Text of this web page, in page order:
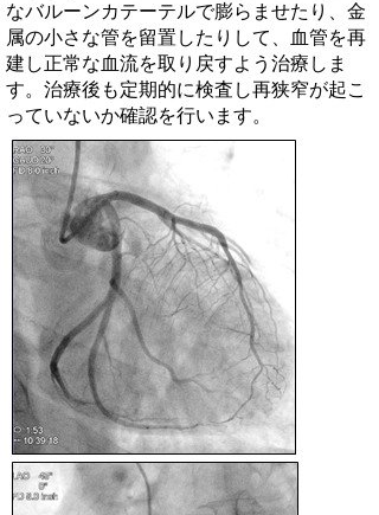
なバルーンカテーテルで膨らませたり、金
属の小さな管を留置したりして、血管を再
建し正常な血流を取り戻すよう治療しま
す。治療後も定期的に検査し再狭窄が起こ
っていないか確認を行います。